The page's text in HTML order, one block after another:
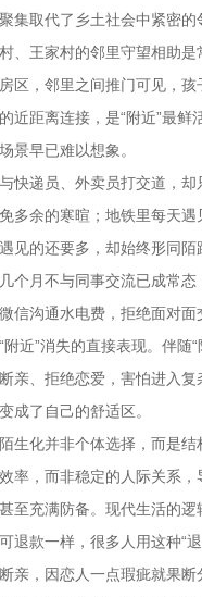
集取代了乡土社会中紧密的
、王家村的邻里守望相助
区，邻里之间推门可见，孩
近距离连接，是“附近”最鲜
景早已难以想象。
快递员、外卖员打交道，却
多余的寒暄；地铁里每天
见的还要多，却始终形同
个月不与同事交流已成常态
信沟通水电费，拒绝面对面
近”消失的直接表现。伴随
亲、拒绝恋爱，害怕进入
成了自己的舒适区。
生化并非个体选择，而是
率，而非稳定的人际关系
至充满防备。现代生活的逻
退款一样，很多人用这种“
，因恋人一点瑕疵就果断